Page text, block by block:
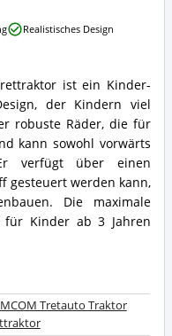
ist ein Kinder-
der Kindern viel
robuste Räder, die für
kann sowohl vorwärts
verfügt über einen
gesteuert werden kann,
Die maximale
Kinder ab 3 Jahren
Tretauto Traktor
Realistisches Design